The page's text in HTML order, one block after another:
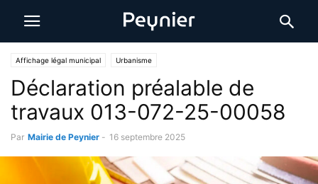
Affichage légal municipal Urbanisme
Déclaration préalable de
travaux 013-072-25-00058
Par Mairie de Peynier - 16 septembre 2025